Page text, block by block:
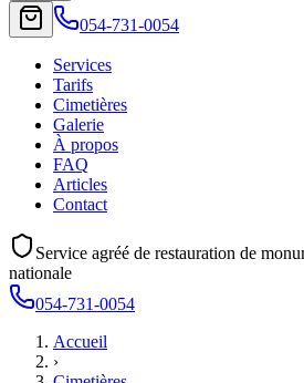
054-731-0054
Services
Tarifs
Cimetières
Galerie
À propos
FAQ
Articles
Contact
Service agréé de restauration de
nationale
054-731-0054
Accueil
›